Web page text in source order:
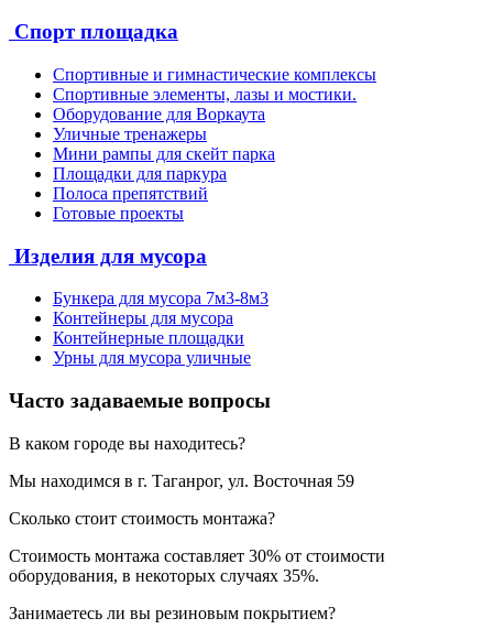
Спорт площадка
Спортивные и гимнастические комплексы
Спортивные элементы, лазы и мостики.
Оборудование для Воркаута
Уличные тренажеры
Мини рампы для скейт парка
Площадки для паркура
Полоса препятствий
Готовые проекты
Изделия для мусора
Бункера для мусора 7м3-8м3
Контейнеры для мусора
Контейнерные площадки
Урны для мусора уличные
Часто задаваемые вопросы
В каком городе вы находитесь?
Мы находимся в г. Таганрог, ул. Восточная 59
Сколько стоит стоимость монтажа?
Стоимость монтажа составляет 30% от стоимости
оборудования, в некоторых случаях 35%.
Занимаетесь ли вы резиновым покрытием?